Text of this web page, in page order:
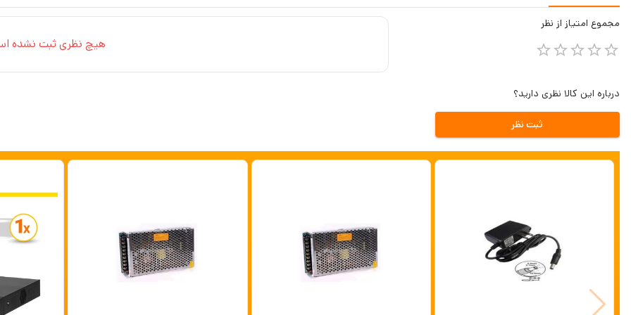
مجموع امتیاز از نظر
درباره این کالا نظری دارید؟
ثبت نظر
هیچ نظری ثبت نشده